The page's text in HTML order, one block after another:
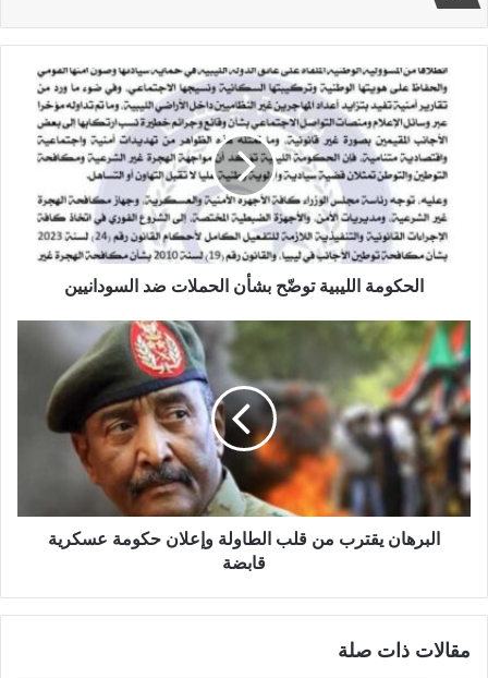
الحكومة
الليبية
توضّح
بشأن
الحملات
السودانيين
الحكومة الليبية توضّح بشأن الحملات ضد السودانيين
البرهان
يقترب
من
قلب
الطاولة
وإعلان
حكومة
عسكرية
قابضة
البرهان يقترب من قلب الطاولة وإعلان حكومة عسكرية
قابضة
مقالات ذات صلة